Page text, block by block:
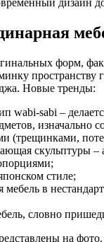
форм,
пространству
Новые тренды:
wabi-sabi –
изначально
(трещинками,
скульптуры –
стиле;
мебель в
словно
на фото.